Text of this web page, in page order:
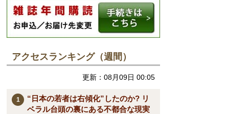
アクセスランキング（週間）
更新：08月09日 00:05
“日本の若者は右傾化”したのか? リ
ベラル台頭の裏にある不都合な現実